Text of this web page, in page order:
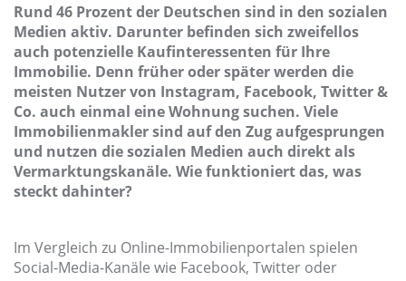
Rund 46 Prozent der Deutschen sind in den sozialen
Medien aktiv. Darunter befinden sich zweifellos
auch potenzielle Kaufinteressenten für Ihre
Immobilie. Denn früher oder später werden die
meisten Nutzer von Instagram, Facebook, Twitter &
Co. auch einmal eine Wohnung suchen. Viele
Immobilienmakler sind auf den Zug aufgesprungen
und nutzen die sozialen Medien auch direkt als
Vermarktungskanäle. Wie funktioniert das, was
steckt dahinter?
Im Vergleich zu Online-Immobilienportalen spielen
Social-Media-Kanäle wie Facebook, Twitter oder